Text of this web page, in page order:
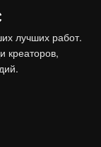
лучших работ.
креаторов,